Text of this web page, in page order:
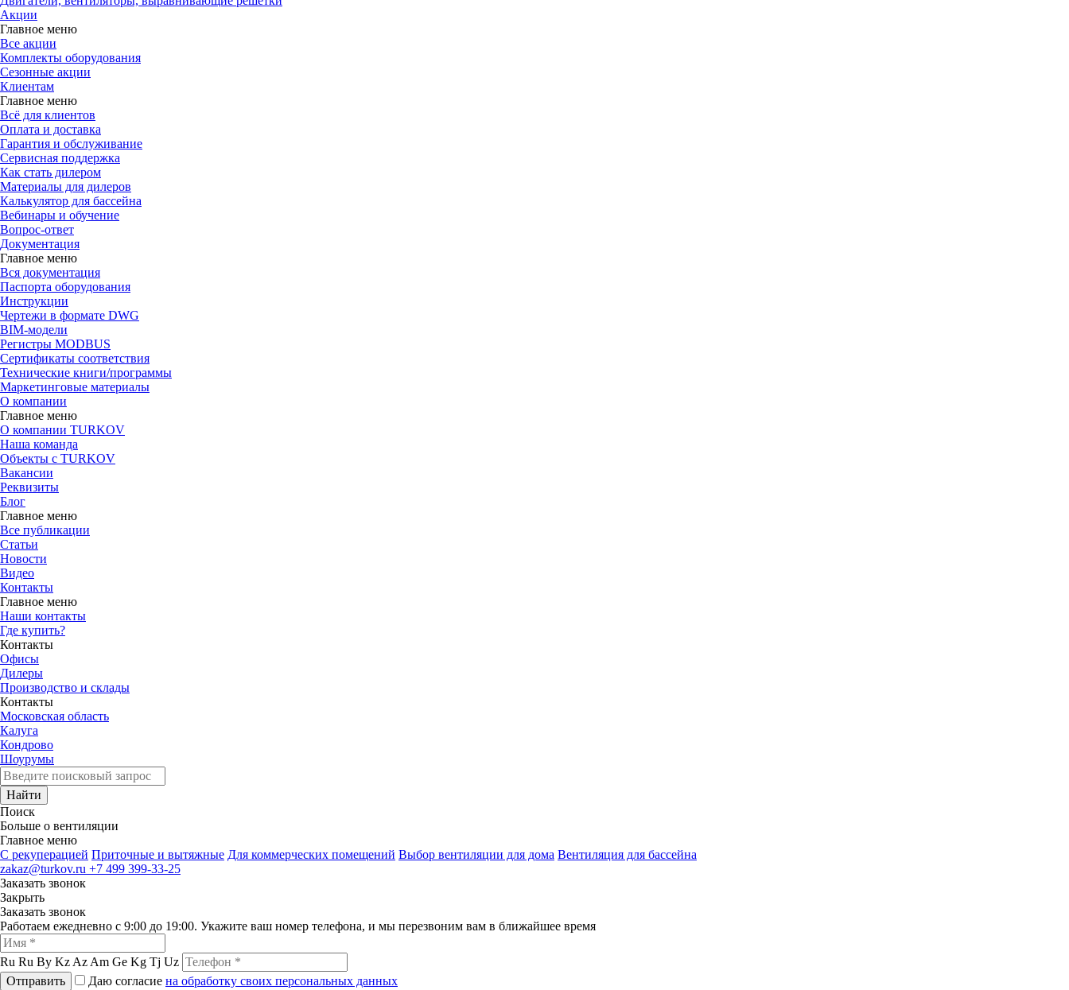
Акции
Главное меню
Все акции
Комплекты оборудования
Сезонные акции
Клиентам
Главное меню
Всё для клиентов
Оплата и доставка
Гарантия и обслуживание
Сервисная поддержка
Как стать дилером
Материалы для дилеров
Калькулятор для бассейна
Вебинары и обучение
Вопрос-ответ
Документация
Главное меню
Вся документация
Паспорта оборудования
Инструкции
Чертежи в формате DWG
BIM-модели
Регистры MODBUS
Сертификаты соответствия
Технические книги/программы
Маркетинговые материалы
О компании
Главное меню
О компании TURKOV
Наша команда
Объекты с TURKOV
Вакансии
Реквизиты
Блог
Главное меню
Все публикации
Статьи
Новости
Видео
Контакты
Главное меню
Наши контакты
Где купить?
Контакты
Офисы
Дилеры
Производство и склады
Контакты
Московская область
Калуга
Кондрово
Шоурумы
Найти
Поиск
Больше о вентиляции
Главное меню
C рекуперацией Приточные и вытяжные Для коммерческих помещений Выбор вентиляции для дома Вентиляция для бассейна
zakaz@turkov.ru +7 499 399-33-25
Заказать звонок
Закрыть
Заказать звонок
Работаем ежедневно с 9:00 до 19:00. Укажите ваш номер телефона, и мы перезвоним вам в ближайшее время
Ru Ru By Kz Az Am Ge Kg Tj Uz
Отправить
Даю согласие на обработку своих персональных данных